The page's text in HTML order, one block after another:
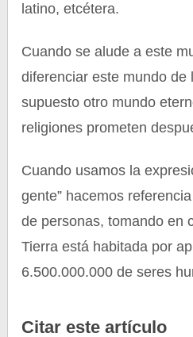
latino, etcétera.
Cuando se alude a este
diferenciar este mundo de
supuesto otro mundo
religiones prometen
Cuando usamos la
gente” hacemos
de personas, tomando en
Tierra está habitada por
6.500.000.000 de seres
Citar este artículo